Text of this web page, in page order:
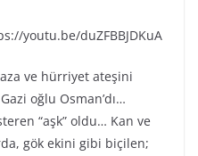
youtu.be/duZFBBJDKuA
ve hürriyet ateşini
oğlu Osman’dı…
“aşk” oldu… Kan ve
gök ekini gibi biçilen;